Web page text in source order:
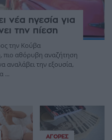
νέα ηγεσία για
την πίεση
την Κούβα
πιο αθόρυβη αναζήτηση
την εξουσία,
...
ΑΓΟΡΈΣ